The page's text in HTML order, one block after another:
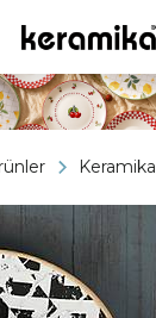
Keramika